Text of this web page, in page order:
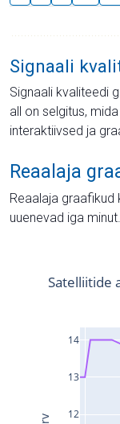
Signaali
Signaali kvaliteedi
all on selgitus,
interaktiivsed ja
Reaalaja
Reaalaja graafikud
uuenevad iga minut.